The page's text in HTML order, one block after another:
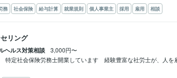
務 社会保険 給与計算 就業規則 個人事業主 採用 雇用 相談
リング
ヘルス対策相談
3,000円〜
特定社会保険労務士開業しています　経験豊富な社労士が、人